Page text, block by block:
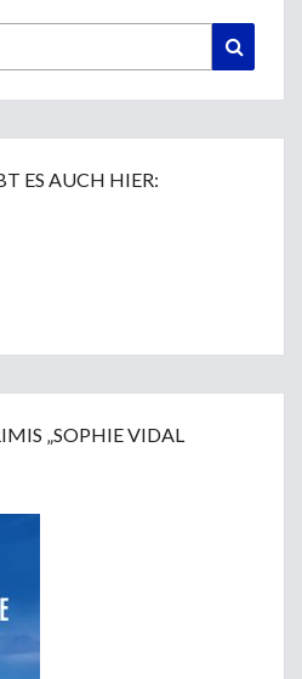
ES AUCH HIER:
„SOPHIE VIDAL